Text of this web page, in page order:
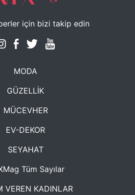
için bizi takip edin
MODA
GÜZELLİK
MÜCEVHER
EV-DEKOR
SEYAHAT
Tüm Sayılar
VEREN KADINLAR